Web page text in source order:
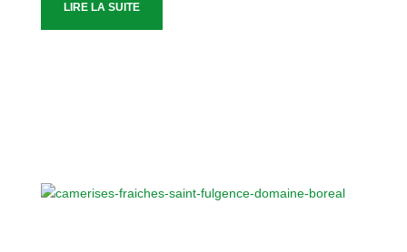
LIRE LA SUITE